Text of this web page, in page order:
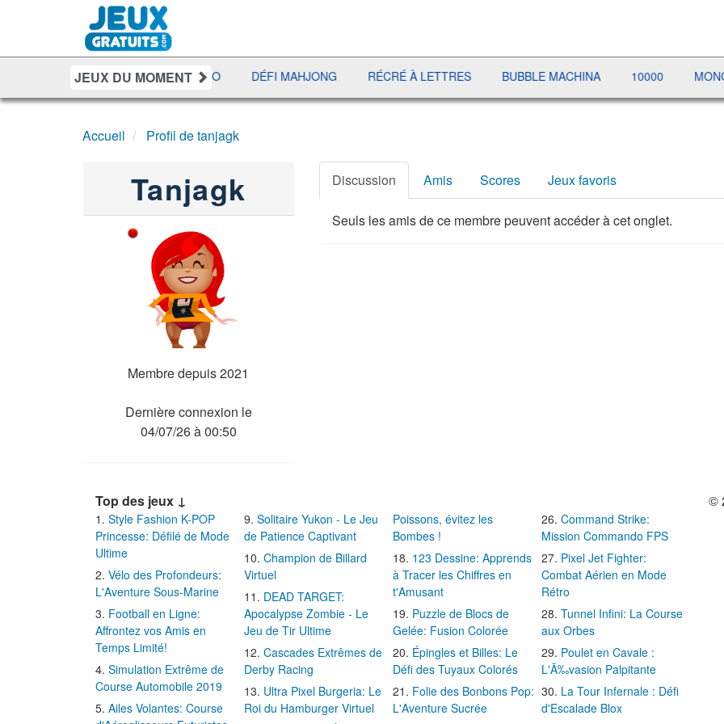
JEUX DU MOMENT
YAHTZEE UNO DISCO DÉFI MAHJONG RÉCRÉ À LETTRES BUBBLE MACHINA 10000
Accueil Profil de tanjagk
Tanjagk
Membre depuis 2021
Dernière connexion le
04/07/26 à 00:50
Discussion Amis Scores Jeux favoris
Seuls les amis de ce membre peuvent accéder à cet onglet.
Top des jeux ↓
Style Fashion K-POP
Princesse: Défilé de Mode
Ultime
Vélo des Profondeurs:
L'Aventure Sous-Marine
Football en Ligne:
Affrontez vos Amis en
Temps Limité!
Simulation Extrême de
Course Automobile 2019
Ailes Volantes: Course
Solitaire Yukon - Le Jeu
de Patience Captivant
Champion de Billard
Virtuel
DEAD TARGET:
Apocalypse Zombie - Le
Jeu de Tir Ultime
Cascades Extrêmes de
Derby Racing
Ultra Pixel Burgeria: Le
Roi du Hamburger Virtuel
Poissons, évitez les
Bombes !
123 Dessine: Apprends
à Tracer les Chiffres en
t'Amusant
Puzzle de Blocs de
Gelée: Fusion Colorée
Épingles et Billes: Le
Défi des Tuyaux Colorés
Folie des Bonbons Pop:
L'Aventure Sucrée
Command Strike:
Mission Commando FPS
Pixel Jet Fighter:
Combat Aérien en Mode
Rétro
Tunnel Infini: La Course
aux Orbes
Poulet en Cavale :
L'Ã‰vasion Palpitante
La Tour Infernale : Défi
d'Escalade Blox
©